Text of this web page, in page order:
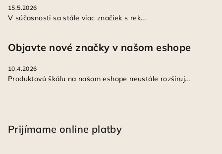
15.5.2026
V súčasnosti sa stále viac značiek s rek...
Objavte nové značky v našom eshope
10.4.2026
Produktovú škálu na našom eshope neustále rozširuj...
Prijímame online platby